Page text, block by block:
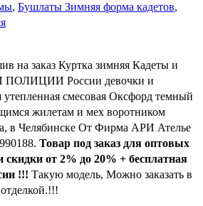
, Бушлаты Зимняя форма кадетов,
на заказ Куртка зимняя Кадеты и
России девочки и
утепленная смесовая Оксфорд темный
жилетам и мех воротником
в Челябинске От Фирма АРИ Ателье
Товар под заказ для оптовых
от 2% до 20% + бесплатная
!!! Такую модель, Mожно заказать в